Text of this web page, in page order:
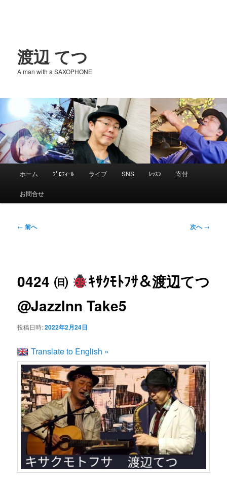
渡辺 てつ
A man with a SAXOPHONE
メ
イ
ン
ン
テ
ツ
へ
移
ホーム ﾌﾟﾛﾌｨｰﾙ ライブ SNS ﾚｯｽﾝ 寄付
お問合せ
投
ゲ
シ
ン
← 前へ 次へ→
0424 ㈰
ｷｻｸﾓﾄﾌｻ＆渡辺てつ
@JazzInn Take5
投稿日時:2022年2月24日
Translate to English »